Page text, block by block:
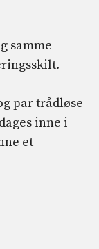
samme
par trådløse
inne i
et